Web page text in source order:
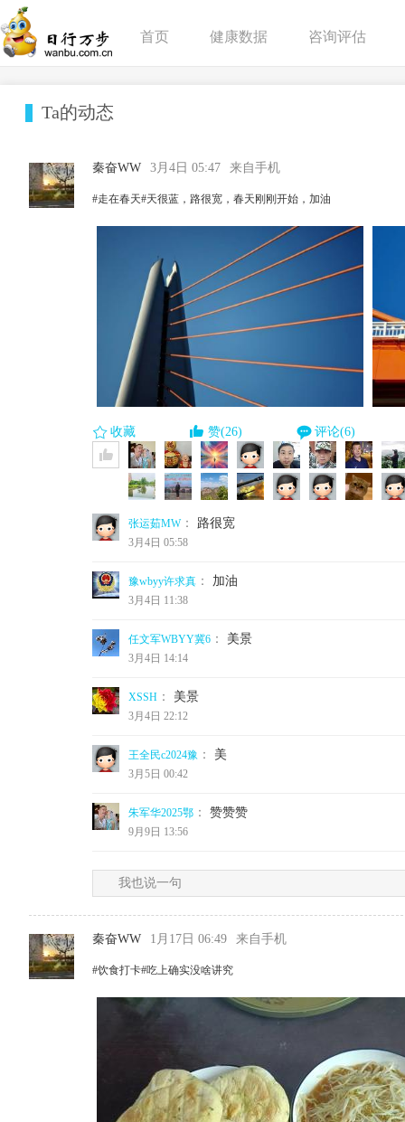
首页 健康数据 咨询评估
Ta的动态
秦奋WW 3月4日 05:47 来自手机
#走在春天#天很蓝，路很宽，春天刚刚开始，加油
收藏 赞(26) 评论(6)
张运茹MW： 路很宽
3月4日 05:58
豫wbyy许求真 ： 加油
3月4日 11:38
任文军WBYY冀6 ： 美景
3月4日 14:14
XSSH ： 美景
3月4日 22:12
王全民c2024豫 ： 美
3月5日 00:42
朱军华2025鄂 ： 赞赞赞
9月9日 13:56
我也说一句
秦奋WW 1月17日 06:49 来自手机
#饮食打卡#吃上确实没啥讲究